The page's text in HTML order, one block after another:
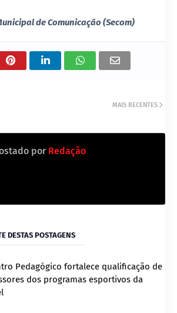
de Comunicação (Secom)
MAIS RECENTES
por Redação
DESTAS POSTAGENS
Pedagógico fortalece qualificação de
dos programas esportivos da